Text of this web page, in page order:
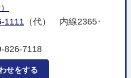
1111（代） 内線2365･
826-7118
せをする